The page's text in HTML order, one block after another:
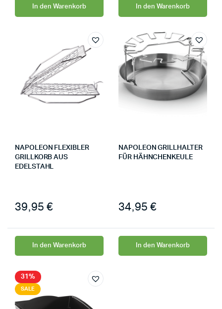
In den Warenkorb In den Warenkorb
NAPOLEON FLEXIBLER
GRILLKORB AUS
EDELSTAHL
39,95 €
In den Warenkorb
NAPOLEON GRILLHALTER
FÜR HÄHNCHENKEULE
34,95 €
In den Warenkorb
31%
SALE